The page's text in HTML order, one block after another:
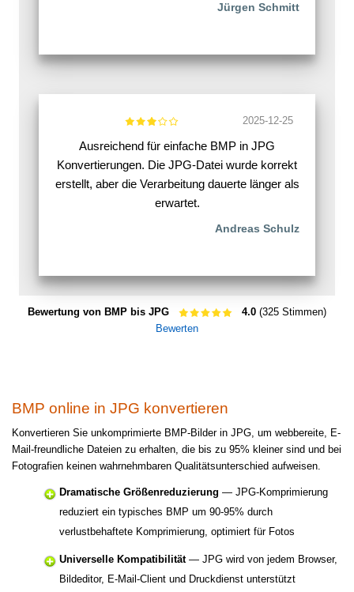
Jürgen Schmitt
2025-12-25
Ausreichend für einfache BMP in JPG
Konvertierungen. Die JPG-Datei wurde korrekt
erstellt, aber die Verarbeitung dauerte länger als
erwartet.
Andreas Schulz
Bewertung von BMP bis JPG 4.0 (325 Stimmen)
Bewerten
BMP online in JPG konvertieren
Konvertieren Sie unkomprimierte BMP-Bilder in JPG, um webbereite, E-
Mail-freundliche Dateien zu erhalten, die bis zu 95% kleiner sind und bei
Fotografien keinen wahrnehmbaren Qualitätsunterschied aufweisen.
Dramatische Größenreduzierung — JPG-Komprimierung
reduziert ein typisches BMP um 90-95% durch
verlustbehaftete Komprimierung, optimiert für Fotos
Universelle Kompatibilität— JPG wird von jedem Browser,
Bildeditor, E-Mail-Client und Druckdienst unterstützt